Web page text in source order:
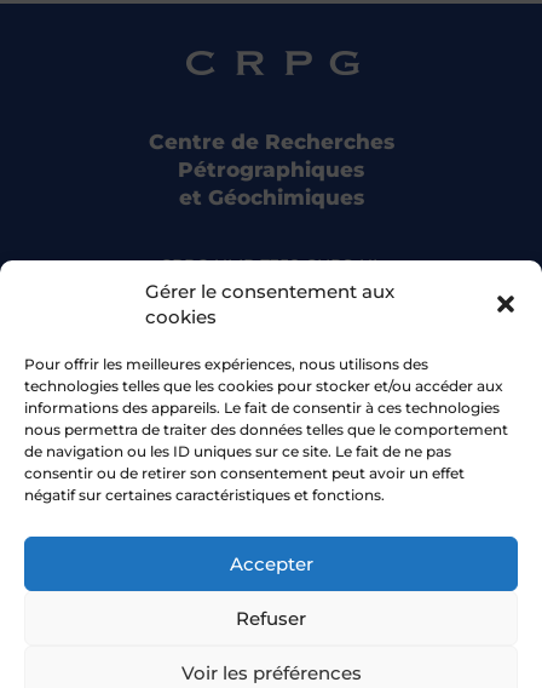
Gérer le consentement aux
cookies
Pour offrir les meilleures expériences, nous utilisons des
technologies telles que les cookies pour stocker et/ou accéder aux
informations des appareils. Le fait de consentir à ces technologies
nous permettra de traiter des données telles que le comportement
de navigation ou les ID uniques sur ce site. Le fait de ne pas
consentir ou de retirer son consentement peut avoir un effet
négatif sur certaines caractéristiques et fonctions.
Accepter
Refuser
Voir les préférences
Centre de Recherches
Pétrographiques
et Géochimiques
CRPG UMR 7358 CNRS-UL
15 rue Notre Dame des Pauvres
54500 Vandoeuvre-lès-Nancy
Bluesky
Facebook
© 2026 CRPG •
Université de Lorraine
Aide à la navigation
Déclaration d’accessibilité